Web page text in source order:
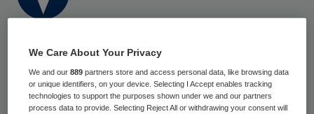
704 keer gelezen
IJsselland Ziekenhuis heeft het gouden
certificaat van de Milieuthermometer Zorg
We Care About Your Privacy
We and our889 partners store and access personal data, like browsing data
or unique identifiers, on your device. Selecting I Accept enables tracking
technologies to support the purposes shown under we and our partners
process data to provide. Selecting Reject All or withdrawing your consent will